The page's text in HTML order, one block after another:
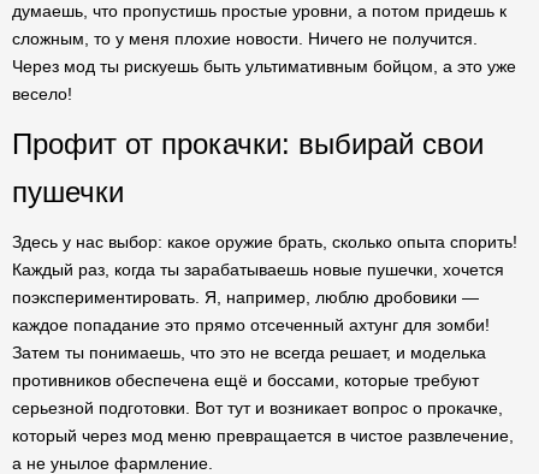
думаешь, что пропустишь простые уровни, а потом придешь к
сложным, то у меня плохие новости. Ничего не получится.
Через мод ты рискуешь быть ультимативным бойцом, а это уже
весело!
Профит от прокачки: выбирай свои
пушечки
Здесь у нас выбор: какое оружие брать, сколько опыта спорить!
Каждый раз, когда ты зарабатываешь новые пушечки, хочется
поэкспериментировать. Я, например, люблю дробовики —
каждое попадание это прямо отсеченный ахтунг для зомби!
Затем ты понимаешь, что это не всегда решает, и моделька
противников обеспечена ещё и боссами, которые требуют
серьезной подготовки. Вот тут и возникает вопрос о прокачке,
который через мод меню превращается в чистое развлечение,
а не унылое фармление.